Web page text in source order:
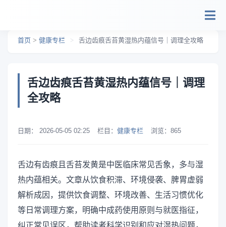
首页 > 健康专栏 > 舌边齿痕舌苔黄湿热内蕴信号｜调理全攻略
舌边齿痕舌苔黄湿热内蕴信号｜调理
全攻略
日期： 2026-05-05 02:25 栏目： 健康专栏 浏览： 865
舌边有齿痕且舌苔发黄是中医临床常见舌象，多与湿
热内蕴相关。文章从饮食积滞、环境侵袭、脾胃虚弱
解析成因，提供饮食调整、环境改善、生活习惯优化
等日常调理方案，明确中成药使用原则与就医指征，
纠正常见误区，帮助读者科学识别和应对湿热问题，